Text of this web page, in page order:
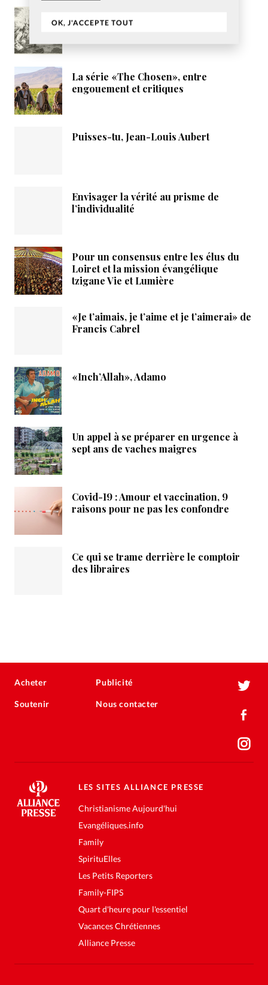
OK, J'ACCEPTE TOUT
comment les interpréter ?
La série «The Chosen», entre
engouement et critiques
Puisses-tu, Jean-Louis Aubert
Envisager la vérité au prisme de
l’individualité
Pour un consensus entre les élus du
Loiret et la mission évangélique
tzigane Vie et Lumière
«Je t’aimais, je t’aime et je t’aimerai» de
Francis Cabrel
«Inch’Allah», Adamo
Un appel à se préparer en urgence à
sept ans de vaches maigres
Covid-19 : Amour et vaccination, 9
raisons pour ne pas les confondre
Ce qui se trame derrière le comptoir
des libraires
Acheter
Soutenir
Publicité
Nous contacter
LES SITES ALLIANCE PRESSE
Christianisme Aujourd'hui
Evangéliques.info
Family
SpirituElles
Les Petits Reporters
Family-FIPS
Quart d'heure pour l'essentiel
Vacances Chrétiennes
Alliance Presse